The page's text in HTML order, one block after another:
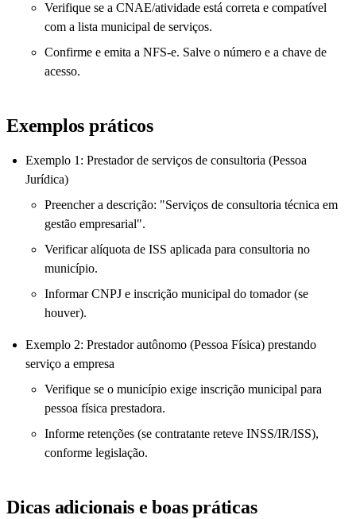
Verifique se a CNAE/atividade está correta e compatível
com a lista municipal de serviços.
Confirme e emita a NFS-e. Salve o número e a chave de
acesso.
Exemplos práticos
Exemplo 1: Prestador de serviços de consultoria (Pessoa
Jurídica)
Preencher a descrição: "Serviços de consultoria técnica em
gestão empresarial".
Verificar alíquota de ISS aplicada para consultoria no
município.
Informar CNPJ e inscrição municipal do tomador (se
houver).
Exemplo 2: Prestador autônomo (Pessoa Física) prestando
serviço a empresa
Verifique se o município exige inscrição municipal para
pessoa física prestadora.
Informe retenções (se contratante reteve INSS/IR/ISS),
conforme legislação.
Dicas adicionais e boas práticas